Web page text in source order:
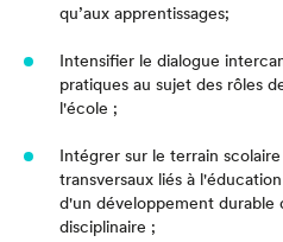
qu’aux apprentissages;
Intensifier le dialogue
pratiques au sujet des rôles
l'école ;
Intégrer sur le terrain
transversaux liés à
d'un développement durable
disciplinaire ;